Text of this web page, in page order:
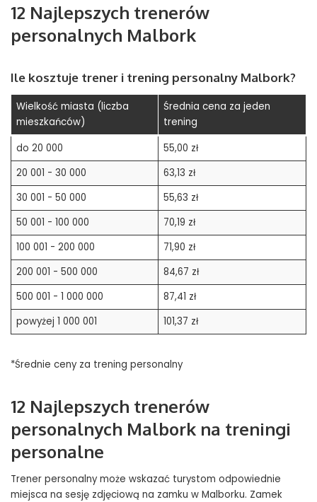
12 Najlepszych trenerów
personalnych Malbork
Ile kosztuje trener i trening personalny Malbork?
Wielkość miasta (liczba
mieszkańców)
Średnia cena za jeden
trening
do 20 000
55,00 zł
20 001 - 30 000
63,13 zł
30 001 - 50 000
55,63 zł
50 001 - 100 000
70,19 zł
100 001 - 200 000
71,90 zł
200 001 - 500 000
84,67 zł
500 001 - 1 000 000
87,41 zł
powyżej 1 000 001
101,37 zł
*Średnie ceny za trening personalny
12 Najlepszych trenerów
personalnych Malbork na treningi
personalne
Trener personalny może wskazać turystom odpowiednie
miejsca na sesję zdjęciową na zamku w Malborku. Zamek